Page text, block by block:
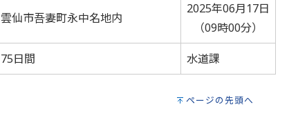
雲仙市吾妻町永中名地内
2025年06月17日
（09時00分）
75日間 水道課
ページの先頭へ